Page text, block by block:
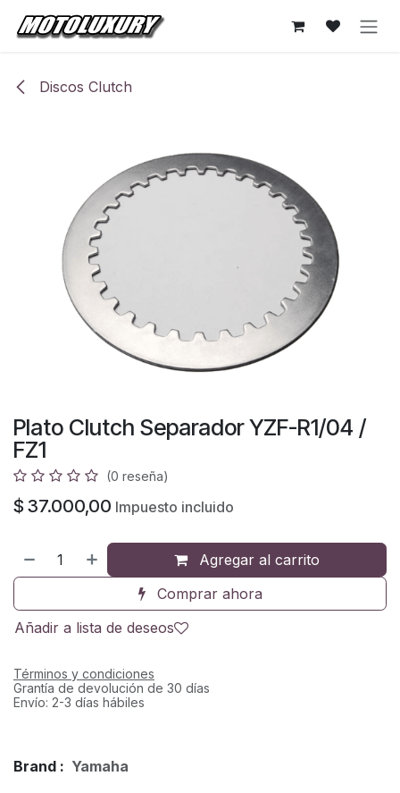
Ir al contenido
Discos Clutch
Plato Clutch Separador YZF-R1/04 /
FZ1
(0 reseña)
$ 37.000,00 Impuesto incluido
Agregar al carrito
Comprar ahora
Añadir a lista de deseos
Términos y condiciones
Grantía de devolución de 30 días
Envío: 2-3 días hábiles
Brand : Yamaha